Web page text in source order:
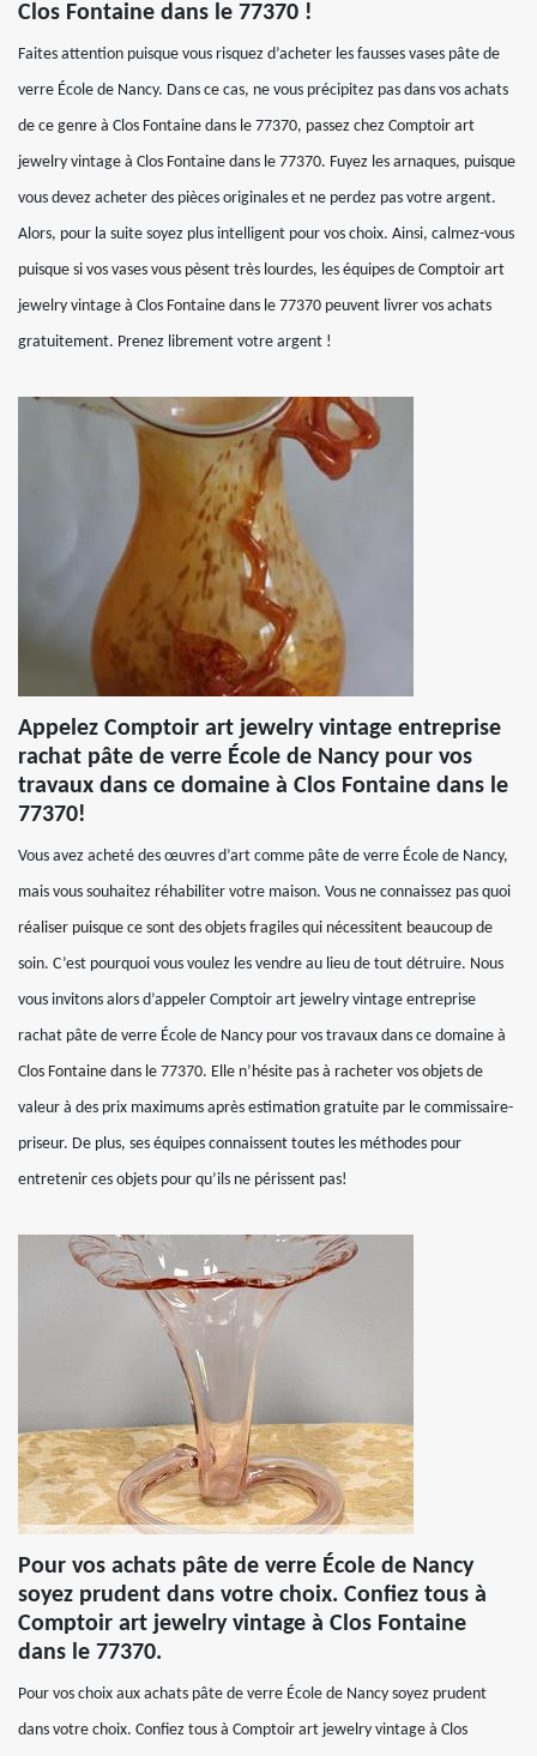
Clos Fontaine dans le 77370 !
Faites attention puisque vous risquez d’acheter les fausses vases pâte de
verre École de Nancy. Dans ce cas, ne vous précipitez pas dans vos achats
de ce genre à Clos Fontaine dans le 77370, passez chez Comptoir art
jewelry vintage à Clos Fontaine dans le 77370. Fuyez les arnaques, puisque
vous devez acheter des pièces originales et ne perdez pas votre argent.
Alors, pour la suite soyez plus intelligent pour vos choix. Ainsi, calmez-vous
puisque si vos vases vous pèsent très lourdes, les équipes de Comptoir art
jewelry vintage à Clos Fontaine dans le 77370 peuvent livrer vos achats
gratuitement. Prenez librement votre argent !
Appelez Comptoir art jewelry vintage entreprise
rachat pâte de verre École de Nancy pour vos
travaux dans ce domaine à Clos Fontaine dans le
77370!
Vous avez acheté des œuvres d’art comme pâte de verre École de Nancy,
mais vous souhaitez réhabiliter votre maison. Vous ne connaissez pas quoi
réaliser puisque ce sont des objets fragiles qui nécessitent beaucoup de
soin. C’est pourquoi vous voulez les vendre au lieu de tout détruire. Nous
vous invitons alors d’appeler Comptoir art jewelry vintage entreprise
rachat pâte de verre École de Nancy pour vos travaux dans ce domaine à
Clos Fontaine dans le 77370. Elle n’hésite pas à racheter vos objets de
valeur à des prix maximums après estimation gratuite par le commissaire-
priseur. De plus, ses équipes connaissent toutes les méthodes pour
entretenir ces objets pour qu’ils ne périssent pas!
Pour vos achats pâte de verre École de Nancy
soyez prudent dans votre choix. Confiez tous à
Comptoir art jewelry vintage à Clos Fontaine
dans le 77370.
Pour vos choix aux achats pâte de verre École de Nancy soyez prudent
dans votre choix. Confiez tous à Comptoir art jewelry vintage à Clos